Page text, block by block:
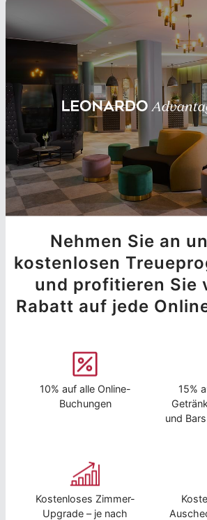
Nehmen Sie an
kostenlosen
und profitieren Sie
Rabatt auf jede
10% auf alle Online-
Buchungen
15%
und
Kostenloses Zimmer-
Upgrade – je nach